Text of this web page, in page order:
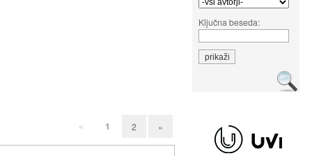
Ključna beseda:
« 1 2 »